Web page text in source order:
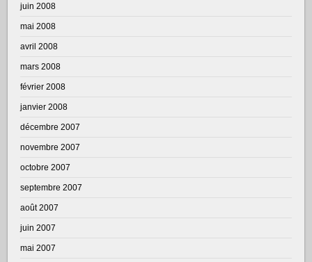
juin 2008
mai 2008
avril 2008
mars 2008
février 2008
janvier 2008
décembre 2007
novembre 2007
octobre 2007
septembre 2007
août 2007
juin 2007
mai 2007